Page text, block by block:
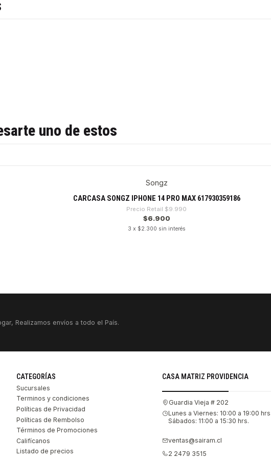
uno de estos
Songz
CARCASA SONGZ IPHONE 14 PRO MAX 617930359186
Precio Retail $9.990
$6.900
3 x $2.300 sin interés
Realizamos envíos a todo el País.
CATEGORÍAS
Sucursales
Terminos y condiciones
Políticas de Privacidad
Políticas de Rembolso
Términos de Promociones
Califícanos
Listado de precios
CASA MATRIZ PROVIDENCIA
Guardia Vieja # 202
Lunes a Viernes: 10:00 a 19:00
Sábados: 11:00 a 15:30 hrs.
ventas@sairam.cl
2 2479 3515